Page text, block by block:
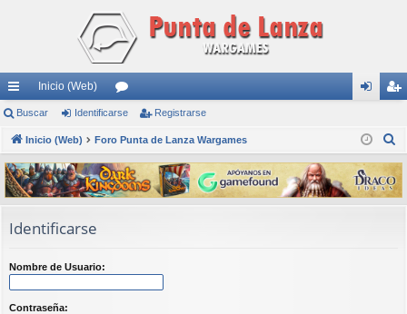
nl
ac
es
rá
pi
s
Inicio (Web)
or
os nti
fic
ar
ist
ra
rs
Buscar Identificarse Registrarse
Inicio (Web) Foro Punta de Lanza Wargames
s
c
Identificarse
Nombre de Usuario:
Contraseña: